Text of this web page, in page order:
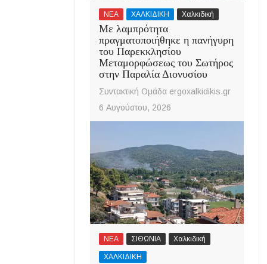
ΝΕΑ ΧΑΛΚΙΔΙΚΗ Χαλκιδική
Με λαμπρότητα
πραγματοποιήθηκε η πανήγυρη
του Παρεκκλησίου
Μεταμορφώσεως του Σωτήρος
στην Παραλία Διονυσίου
Συντακτική Ομάδα ergoxalkidikis.gr
6 Αυγούστου, 2026
ΝΕΑ ΣΙΘΩΝΙΑ Χαλκιδική
ΧΑΛΚΙΔΙΚΗ